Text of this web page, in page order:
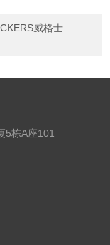
威格士
5栋A座101